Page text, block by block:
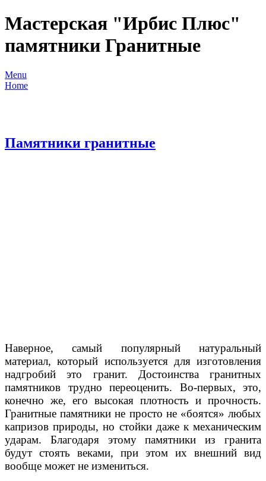
Мастерская "Ирбис Плюс"
памятники Гранитные
Menu
Home
Памятники гранитные
Наверное, самый популярный натуральный
материал, который используется для изготовления
надгробий это гранит. Достоинства гранитных
памятников трудно переоценить. Во-первых, это,
конечно же, его высокая плотность и прочность.
Гранитные памятники не просто не «боятся» любых
капризов природы, но стойки даже к механическим
ударам. Благодаря этому памятники из гранита
будут стоять веками, при этом их внешний вид
вообще может не измениться.